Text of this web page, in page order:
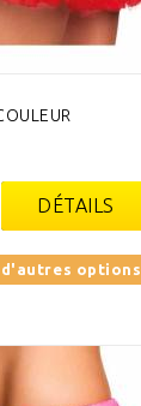
DÉTAILS
options